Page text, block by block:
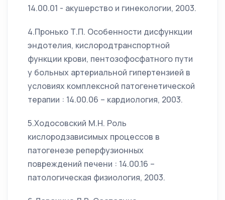
14.00.01 - акушерство и гинекологии, 2003.
4.Пронько Т.П. Особенности дисфункции
эндотелия, кислородтранспортной
функции крови, пентозофосфатного пути
у больных артериальной гипертензией в
условиях комплексной патогенетической
терапии : 14.00.06 – кардиология, 2003.
5.Ходосовский М.Н. Роль
кислородзависимых процессов в
патогенезе реперфузионных
повреждений печени : 14.00.16 –
патологическая физиология, 2003.